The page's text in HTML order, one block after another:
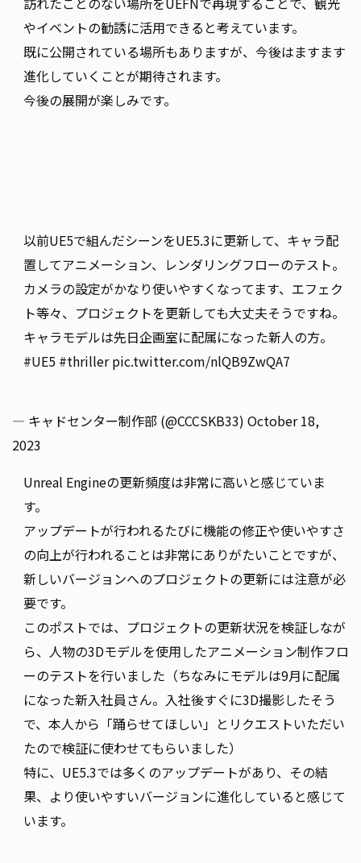
やイベントの勧誘に活用できると考えています。
既に公開されている場所もありますが、今後はますます
進化していくことが期待されます。
今後の展開が楽しみです。
以前UE5で組んだシーンをUE5.3に更新して、キャラ配
置してアニメーション、レンダリングフローのテスト。
カメラの設定がかなり使いやすくなってます、エフェク
ト等々、プロジェクトを更新しても大丈夫そうですね。
キャラモデルは先日企画室に配属になった新人の方。
#UE5 #thriller pic.twitter.com/nlQB9ZwQA7
— キャドセンター制作部 (@CCCSKB33) October 18,
2023
Unreal Engineの更新頻度は非常に高いと感じていま
す。
アップデートが行われるたびに機能の修正や使いやすさ
の向上が行われることは非常にありがたいことですが、
新しいバージョンへのプロジェクトの更新には注意が必
要です。
このポストでは、プロジェクトの更新状況を検証しなが
ら、人物の3Dモデルを使用したアニメーション制作フロ
ーのテストを行いました（ちなみにモデルは9月に配属
になった新入社員さん。入社後すぐに3D撮影したそう
で、本人から「踊らせてほしい」とリクエストいただい
たので検証に使わせてもらいました）
特に、UE5.3では多くのアップデートがあり、その結
果、より使いやすいバージョンに進化していると感じて
います。